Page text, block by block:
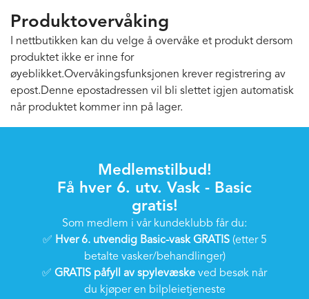
Produktovervåking
I nettbutikken kan du velge å overvåke et produkt dersom
produktet ikke er inne for
øyeblikket.Overvåkingsfunksjonen krever registrering av
epost.Denne epostadressen vil bli slettet igjen automatisk
når produktet kommer inn på lager.
Medlemstilbud!
Få hver 6. utv. Vask - Basic
gratis!
Som medlem i vår kundeklubb får du:
✅ Hver 6. utvendig Basic-vask GRATIS(etter 5
betalte vasker/behandlinger)
✅ GRATIS påfyll av spylevæske ved besøk når
du kjøper en bilpleietjeneste